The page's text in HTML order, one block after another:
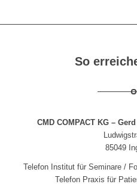
So
CMD COMPACT KG –
85049
Telefon Institut für Seminare /
Telefon Praxis für